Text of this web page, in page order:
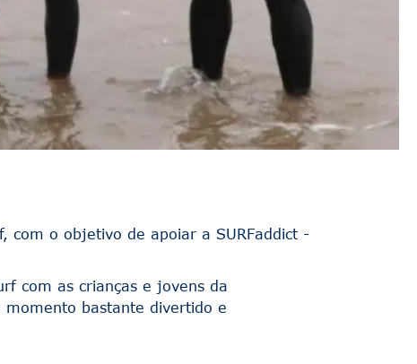
com o objetivo de apoiar a SURFaddict -
com as crianças e jovens da
momento bastante divertido e